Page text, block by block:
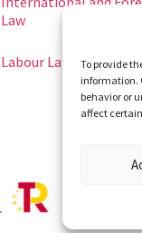
To provide
information.
behavior or
affect
Law
Labour Law